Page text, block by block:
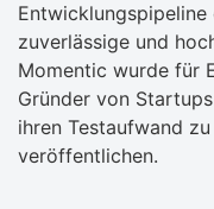
Entwicklungspipeline
zuverlässige und
Momentic wurde für
Gründer von
ihren Testaufwand
veröffentlichen.